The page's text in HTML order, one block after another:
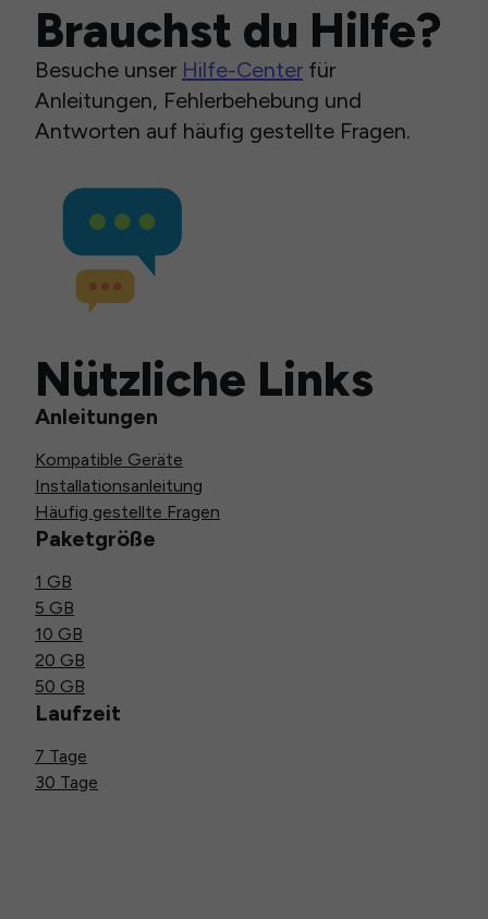
Brauchst du Hilfe?
Besuche unser Hilfe-Center für
Anleitungen, Fehlerbehebung und
Antworten auf häufig gestellte Fragen.
Nützliche Links
Anleitungen
Kompatible Geräte
Installationsanleitung
Häufig gestellte Fragen
Paketgröße
1 GB
5 GB
10 GB
20 GB
50 GB
Laufzeit
7 Tage
30 Tage